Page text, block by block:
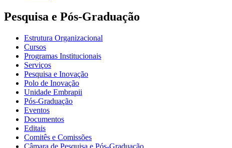
Pesquisa e Pós-Graduação
Estrutura Organizacional
Cursos
Programas Institucionais
Serviços
Pesquisa e Inovação
Polo de Inovação
Unidade Embrapii
Pós-Graduação
Eventos
Documentos
Editais
Comitês e Comissões
Câmara de Pesquisa e Pós-Graduação